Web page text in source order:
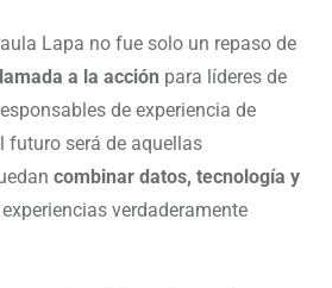
Lapa no fue solo un repaso de
a la acción para líderes de
de experiencia de
futuro será de aquellas
combinar datos, tecnología y
verdaderamente